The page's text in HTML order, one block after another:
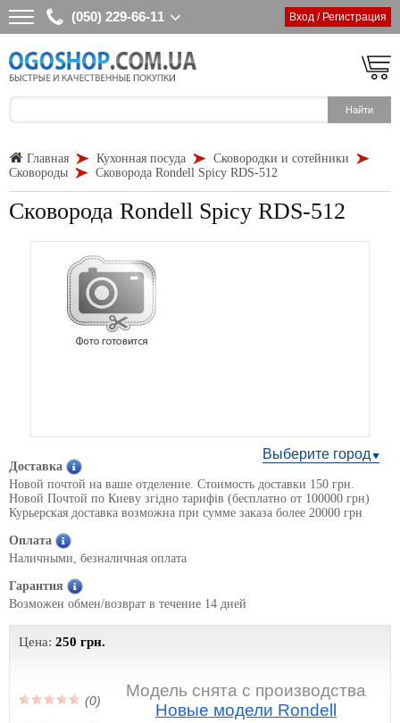
(050) 229-66-11 Вход / Регистрация
Главная Кухонная посуда
Сковородки и сотейники
Сковороды
Сковорода Rondell Spicy RDS-512
Сковорода Rondell Spicy RDS-512
Выберите город
Доставка
Новой почтой на ваше отделение. Стоимость доставки 150 грн.
Новой Почтой по Киеву згідно тарифів (бесплатно от 100000 грн)
Курьерская доставка возможна при сумме заказа более 20000 грн
Оплата
Наличными, безналичная оплата
Гарантия
Возможен обмен/возврат в течение 14 дней
Цена: 250 грн.
(0)
Модель снята с производства
Новые модели Rondell